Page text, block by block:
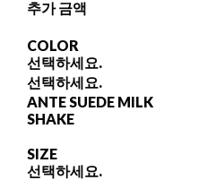
추가 금액
COLOR
선택하세요.
선택하세요.
ANTE SUEDE MILK
SHAKE
SIZE
선택하세요.